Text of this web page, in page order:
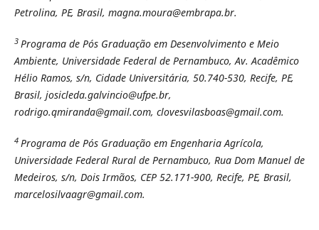
Petrolina, PE, Brasil, magna.moura@embrapa.br.
3 Programa de Pós Graduação em Desenvolvimento e Meio
Ambiente, Universidade Federal de Pernambuco, Av. Acadêmico
Hélio Ramos, s/n, Cidade Universitária, 50.740-530, Recife, PE,
Brasil, josicleda.galvincio@ufpe.br,
rodrigo.qmiranda@gmail.com, clovesvilasboas@gmail.com.
4 Programa de Pós Graduação em Engenharia Agrícola,
Universidade Federal Rural de Pernambuco, Rua Dom Manuel de
Medeiros, s/n, Dois Irmãos, CEP 52.171-900, Recife, PE, Brasil,
marcelosilvaagr@gmail.com.